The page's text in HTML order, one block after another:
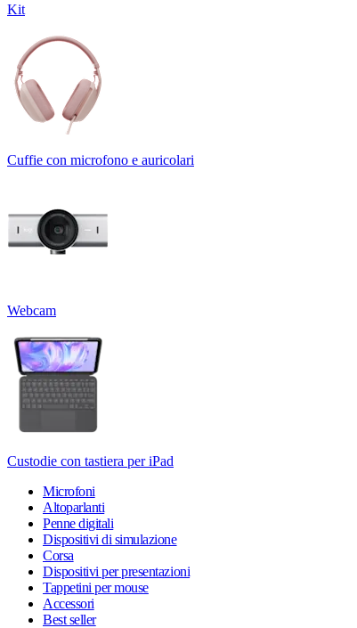
Kit
Cuffie con microfono e auricolari
Webcam
Custodie con tastiera per iPad
Microfoni
Altoparlanti
Penne digitali
Dispositivi di simulazione
Corsa
Dispositivi per presentazioni
Tappetini per mouse
Accessori
Best seller